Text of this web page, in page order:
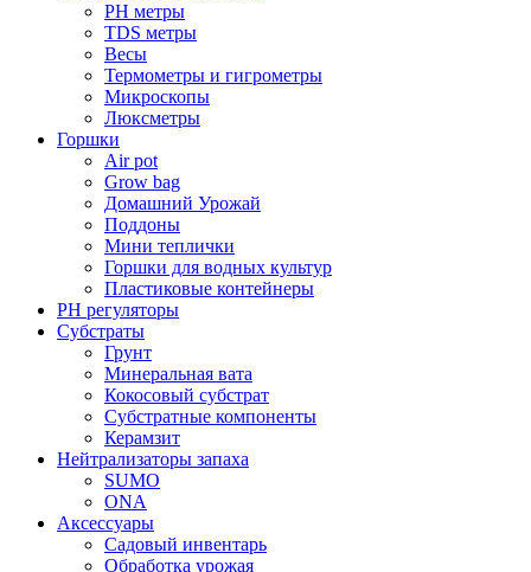
PH метры
TDS метры
Весы
Термометры и гигрометры
Микроскопы
Люксметры
Горшки
Air pot
Grow bag
Домашний Урожай
Поддоны
Мини теплички
Горшки для водных культур
Пластиковые контейнеры
PH регуляторы
Субстраты
Грунт
Минеральная вата
Кокосовый субстрат
Субстратные компоненты
Керамзит
Нейтрализаторы запаха
SUMO
ONA
Аксессуары
Садовый инвентарь
Обработка урожая